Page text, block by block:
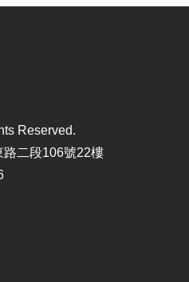
Reserved.
二段106號22樓